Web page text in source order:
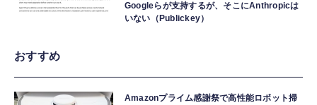
Googleらが支持するが、そこにAnthropicは
いない（Publickey）
おすすめ
Amazonプライム感謝祭で高性能ロボット掃